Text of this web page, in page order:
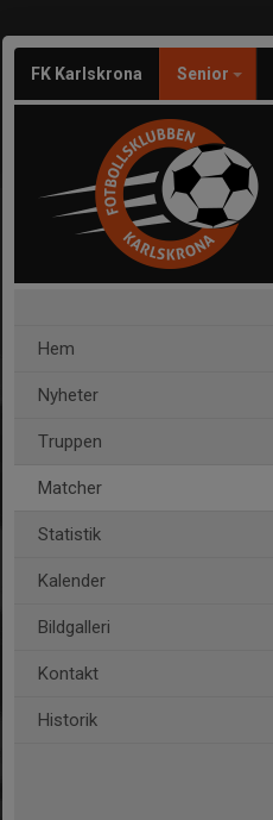
FK Karlskrona Senior
Hem
Nyheter
Truppen
Matcher
Statistik
Kalender
Bildgalleri
Kontakt
Historik